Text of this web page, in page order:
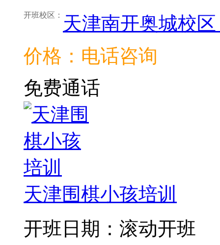
开班校区： 天津南开奥城校区
价格：电话咨询
免费通话
天津围棋小孩培训
开班日期：滚动开班